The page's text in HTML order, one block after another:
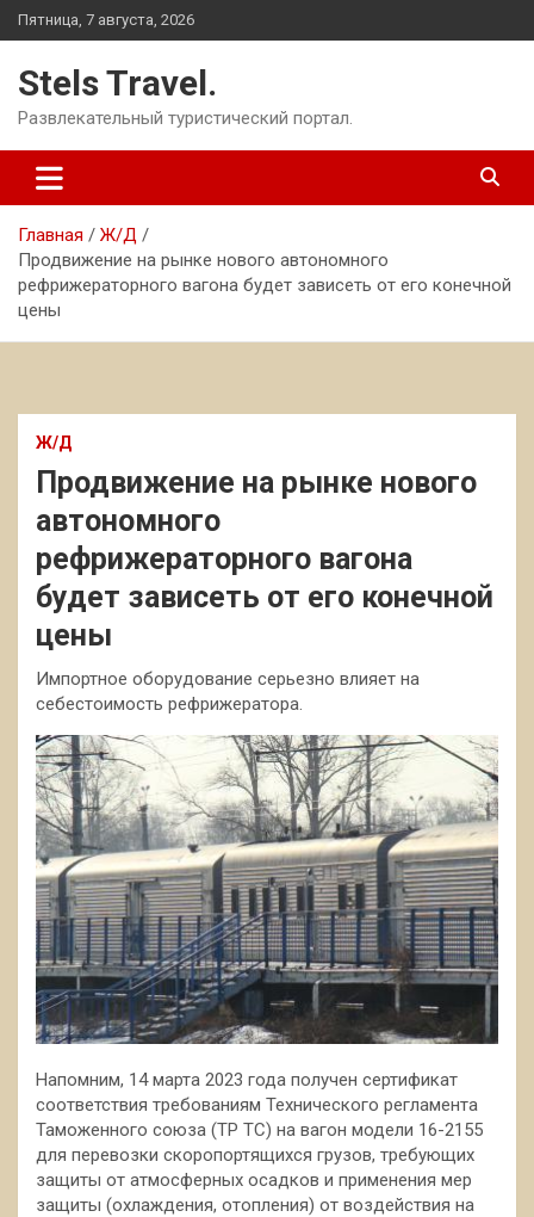
Перейти
к
Пятница, 7 августа, 2026
Stels Travel.
Развлекательный туристический портал.
Главная
Ж/Д
Продвижение на рынке нового автономного
рефрижераторного вагона будет зависеть от его конечной
цены
Ж/Д
Продвижение на рынке нового
автономного
рефрижераторного вагона
будет зависеть от его конечной
цены
Импортное оборудование серьезно влияет на
себестоимость рефрижератора.
Напомним, 14 марта 2023 года получен сертификат
соответствия требованиям Технического регламента
Таможенного союза (ТР ТС) на вагон модели 16-2155
для перевозки скоропортящихся грузов, требующих
защиты от атмосферных осадков и применения мер
защиты (охлаждения, отопления) от воздействия на